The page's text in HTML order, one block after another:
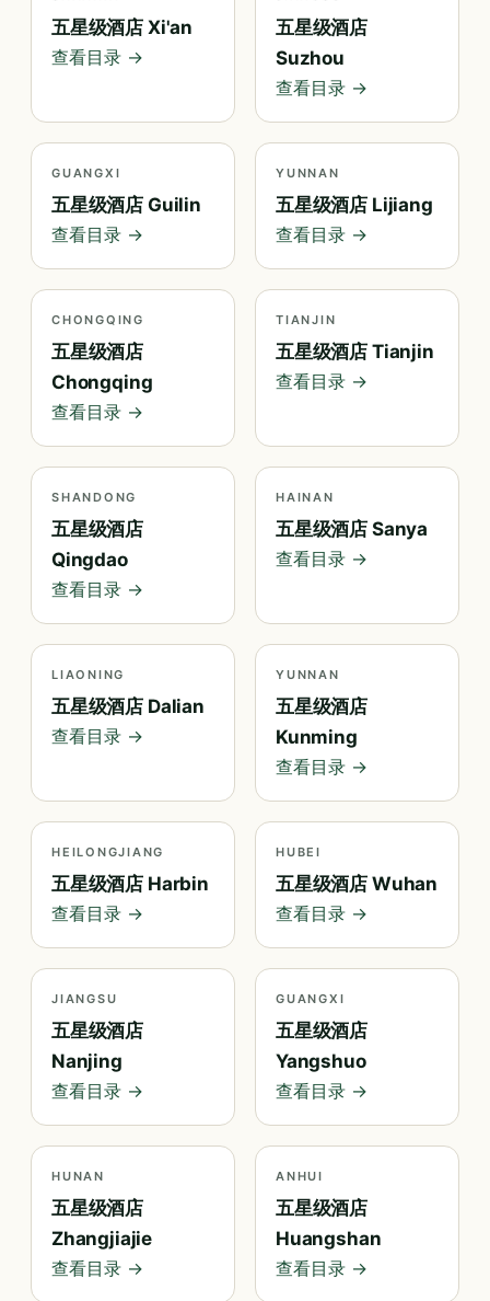
五星级酒店 Xi'an
查看目录 →
五星级酒店
Suzhou
查看目录 →
GUANGXI
五星级酒店 Guilin
查看目录 →
YUNNAN
五星级酒店 Lijiang
查看目录 →
CHONGQING
五星级酒店
Chongqing
查看目录 →
TIANJIN
五星级酒店 Tianjin
查看目录 →
SHANDONG
五星级酒店
Qingdao
查看目录 →
HAINAN
五星级酒店 Sanya
查看目录 →
LIAONING
五星级酒店 Dalian
查看目录 →
YUNNAN
五星级酒店
Kunming
查看目录 →
HEILONGJIANG
五星级酒店 Harbin
查看目录 →
HUBEI
五星级酒店 Wuhan
查看目录 →
JIANGSU
五星级酒店
Nanjing
查看目录 →
GUANGXI
五星级酒店
Yangshuo
查看目录 →
HUNAN
五星级酒店
Zhangjiajie
查看目录 →
ANHUI
五星级酒店
Huangshan
查看目录 →